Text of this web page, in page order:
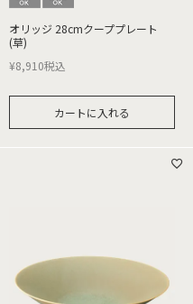
オリッジ 28cmクーププレート
(草)
¥8,910税込
カートに入れる